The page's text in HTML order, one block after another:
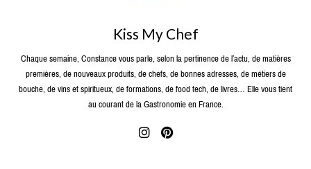
Kiss My Chef
Chaque semaine, Constance vous parle, selon la pertinence de l’actu, de matières
premières, de nouveaux produits, de chefs, de bonnes adresses, de métiers de
bouche, de vins et spiritueux, de formations, de food tech, de livres… Elle vous tient
au courant de la Gastronomie en France.